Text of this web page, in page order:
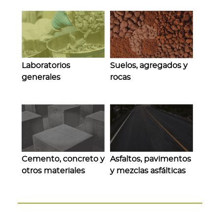
Laboratorios
generales
Suelos, agregados y
rocas
Cemento, concreto y
otros materiales
Asfaltos, pavimentos
y mezclas asfálticas